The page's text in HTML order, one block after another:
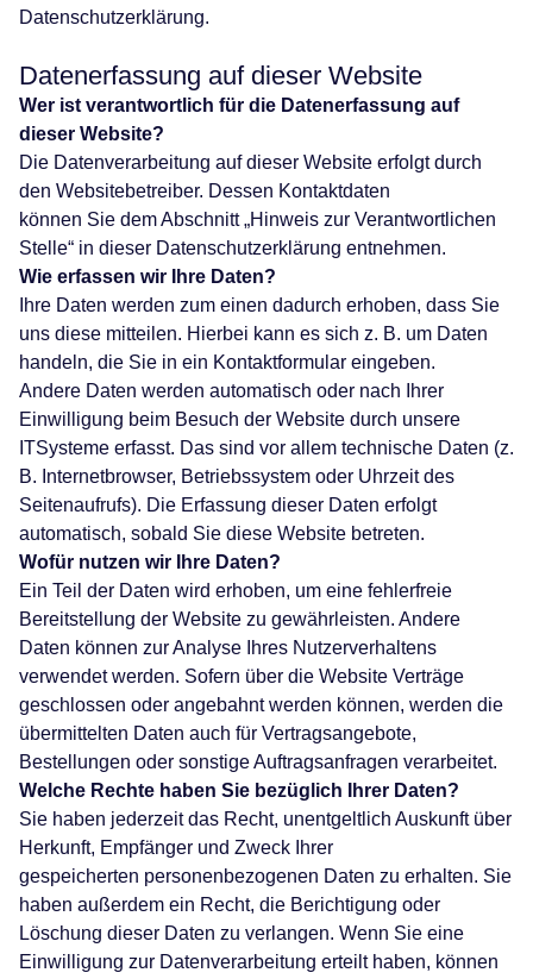
Datenschutzerklärung.
Datenerfassung auf dieser Website
Wer ist verantwortlich für die Datenerfassung auf
dieser Website?
Die Datenverarbeitung auf dieser Website erfolgt durch
den Websitebetreiber. Dessen Kontaktdaten
können Sie dem Abschnitt „Hinweis zur Verantwortlichen
Stelle“ in dieser Datenschutzerklärung entnehmen.
Wie erfassen wir Ihre Daten?
Ihre Daten werden zum einen dadurch erhoben, dass Sie
uns diese mitteilen. Hierbei kann es sich z. B. um Daten
handeln, die Sie in ein Kontaktformular eingeben.
Andere Daten werden automatisch oder nach Ihrer
Einwilligung beim Besuch der Website durch unsere
ITSysteme erfasst. Das sind vor allem technische Daten (z.
B. Internetbrowser, Betriebssystem oder Uhrzeit des
Seitenaufrufs). Die Erfassung dieser Daten erfolgt
automatisch, sobald Sie diese Website betreten.
Wofür nutzen wir Ihre Daten?
Ein Teil der Daten wird erhoben, um eine fehlerfreie
Bereitstellung der Website zu gewährleisten. Andere
Daten können zur Analyse Ihres Nutzerverhaltens
verwendet werden. Sofern über die Website Verträge
geschlossen oder angebahnt werden können, werden die
übermittelten Daten auch für Vertragsangebote,
Bestellungen oder sonstige Auftragsanfragen verarbeitet.
Welche Rechte haben Sie bezüglich Ihrer Daten?
Sie haben jederzeit das Recht, unentgeltlich Auskunft über
Herkunft, Empfänger und Zweck Ihrer
gespeicherten personenbezogenen Daten zu erhalten. Sie
haben außerdem ein Recht, die Berichtigung oder
Löschung dieser Daten zu verlangen. Wenn Sie eine
Einwilligung zur Datenverarbeitung erteilt haben, können